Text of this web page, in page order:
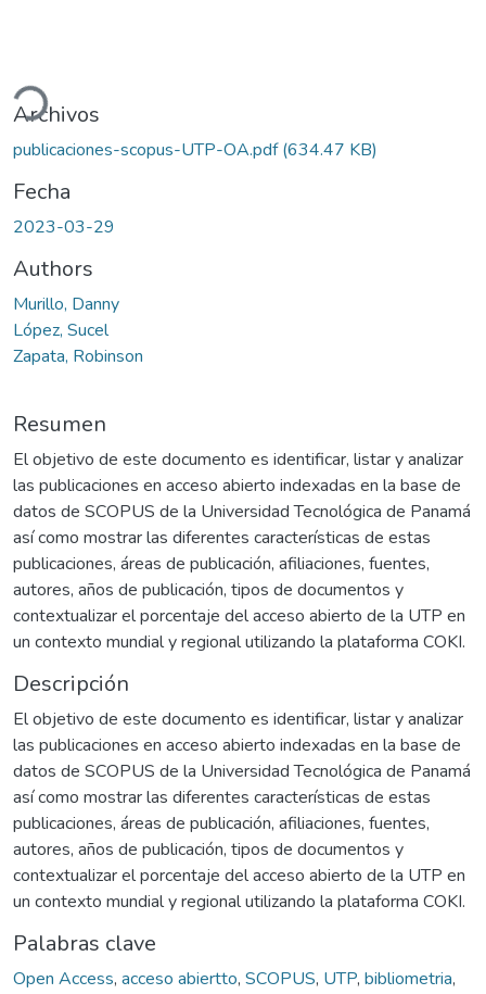
Archivos
publicaciones-scopus-UTP-OA.pdf(634.47 KB)
Fecha
2023-03-29
Authors
Murillo, Danny
López, Sucel
Zapata, Robinson
Resumen
El objetivo de este documento es identificar, listar y analizar
las publicaciones en acceso abierto indexadas en la base de
datos de SCOPUS de la Universidad Tecnológica de Panamá
así como mostrar las diferentes características de estas
publicaciones, áreas de publicación, afiliaciones, fuentes,
autores, años de publicación, tipos de documentos y
contextualizar el porcentaje del acceso abierto de la UTP en
un contexto mundial y regional utilizando la plataforma COKI.
Descripción
El objetivo de este documento es identificar, listar y analizar
las publicaciones en acceso abierto indexadas en la base de
datos de SCOPUS de la Universidad Tecnológica de Panamá
así como mostrar las diferentes características de estas
publicaciones, áreas de publicación, afiliaciones, fuentes,
autores, años de publicación, tipos de documentos y
contextualizar el porcentaje del acceso abierto de la UTP en
un contexto mundial y regional utilizando la plataforma COKI.
Palabras clave
Open Access, acceso abiertto, SCOPUS, UTP, bibliometria,